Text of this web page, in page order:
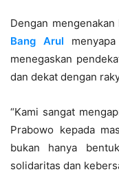
Dengan
Bang Arul
menegaskan
dan dekat dengan
“Kami sangat
Prabowo kepada
bukan hanya
solidaritas dan